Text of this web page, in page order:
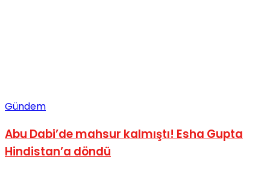
Gündem
Abu Dabi’de mahsur kalmıştı! Esha Gupta
Hindistan’a döndü